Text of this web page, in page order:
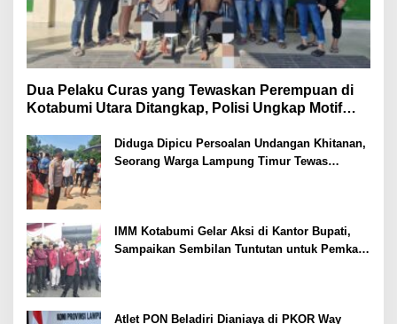
Dua Pelaku Curas yang Tewaskan Perempuan di
Kotabumi Utara Ditangkap, Polisi Ungkap Motif
Diduga Dipicu Persoalan Undangan Khitanan,
Seorang Warga Lampung Timur Tewas
IMM Kotabumi Gelar Aksi di Kantor Bupati,
Sampaikan Sembilan Tuntutan untuk Pemkab
Atlet PON Beladiri Dianiaya di PKOR Way